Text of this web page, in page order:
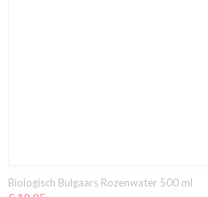
Biologisch Bulgaars Rozenwater 500 ml